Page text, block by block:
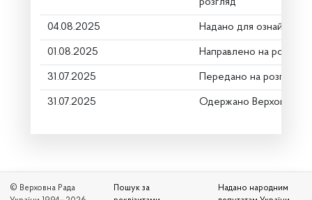
04.08.2025 Надано для
01.08.2025 Направлено на розгляд
31.07.2025 Передано на розгляд
31.07.2025 Одержано Верховною
© Верховна Рада
Пошук за
Надано народним